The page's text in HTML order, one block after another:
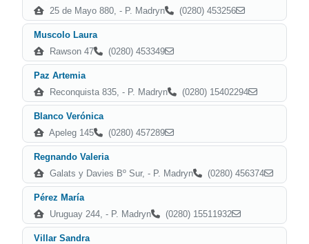
25 de Mayo 880, - P. Madryn
(0280) 453256
Muscolo Laura
Rawson 47
(0280) 453349
Paz Artemia
Reconquista 835, - P. Madryn
(0280) 15402294
Blanco Verónica
Apeleg 145
(0280) 457289
Regnando Valeria
Galats y Davies Bº Sur, - P. Madryn
(0280) 456374
Pérez María
Uruguay 244, - P. Madryn
(0280) 15511932
Villar Sandra